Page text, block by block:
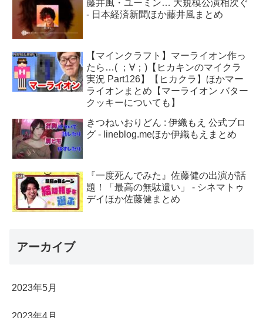
藤井風・ユーミン… 大規模公演相次ぐ
- 日本経済新聞ほか藤井風まとめ
【マインクラフト】マーライオン作っ
たら…( ；∀；)【ヒカキンのマイクラ
実況 Part126】【ヒカクラ】ほかマー
ライオンまとめ【マーライオン バター
クッキーについても】
きつねいおりどん : 伊織もえ 公式ブロ
グ - lineblog.meほか伊織もえまとめ
『一度死んでみた』佐藤健の出演が話
題！「最高の無駄遣い」 - シネマトゥ
デイほか佐藤健まとめ
アーカイブ
2023年5月
2023年4月